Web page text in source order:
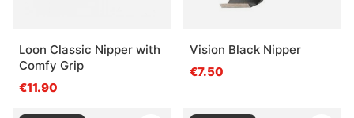
Loon Classic Nipper with
Comfy Grip
€11.90
Vision Black Nipper
€7.50